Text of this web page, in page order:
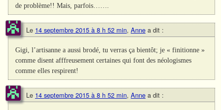
de problème!! Mais, parfois…….
Le 14 septembre 2015 à 8 h 52 min, Anne a dit :
Gigi, l’artisanne a aussi brodé, tu verras ça bientôt; je « finitionne »
comme disent afffreusement certaines qui font des néologismes
comme elles respirent!
Le 14 septembre 2015 à 8 h 52 min, Anne a dit :